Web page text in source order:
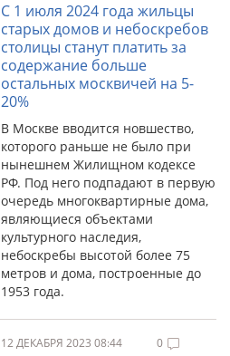
С 1 июля 2024 года жильцы
старых домов и небоскребов
столицы станут платить за
содержание больше
остальных москвичей на 5-
20%
В Москве вводится новшество,
которого раньше не было при
нынешнем Жилищном кодексе
РФ. Под него подпадают в первую
очередь многоквартирные дома,
являющиеся объектами
культурного наследия,
небоскребы высотой более 75
метров и дома, построенные до
1953 года.
12 ДЕКАБРЯ 2023 08:44 0